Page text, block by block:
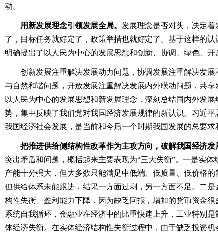
动。
用新发展理念引领发展全局。 发展理念是否对头，决定
了，目标任务就好定了，政策举措也就好定了。基于这样的
明确提出了以人民为中心的发展思想和创新、协调、绿色、
创新发展注重解决发展动力问题，协调发展注重解决发展
与自然和谐问题，开放发展注重解决发展内外联动问题，共
以人民为中心的发展思想和新发展理念，深刻总结国内外发
势，集中反映了我们党对我国经济发展规律的新认识。习近
我国经济社会发展，是当前和今后一个时期我国发展的总要求
把推进供给侧结构性改革作为主攻方向，破解我国经济发
突出矛盾和问题，概括起来主要表现为“三大失衡”。一是实
产能十分强大，但大多数只能满足中低端、低质量、低价格
但供给体系未能跟进，结果一方面过剩，另一方面不足。二
构性失衡、盈利能力下降，因为缺乏回报，增加的货币资金
系统自我循环，金融业在经济中的比重快速上升，工业特别
体经济失衡。在实体经济结构性失衡过程中，由于缺乏投资